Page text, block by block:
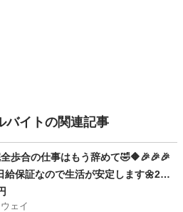
バイトの関連記事
歩合の仕事はもう辞めて🤣🔶🎉🎉🎉
給保証なので生活が安定します🌼230
ェイ